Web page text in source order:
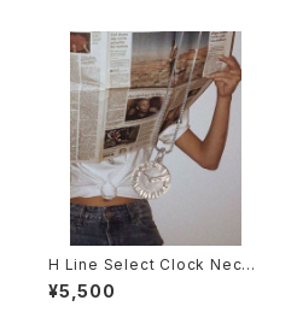
H Line Select Clock Neckl
ace
¥5,500